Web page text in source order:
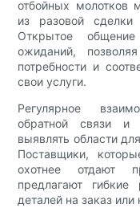
отбойных молотков
из разовой сделки
Открытое общение
ожиданий,
потребности и
свои услуги.
Регулярное
обратной связи и
выявлять области
Поставщики,
охотнее отдают
предлагают гибкие
деталей на заказ